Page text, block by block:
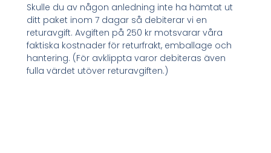
Skulle du av någon anledning inte ha hämtat ut
ditt paket inom 7 dagar så debiterar vi en
returavgift. Avgiften på 250 kr motsvarar våra
faktiska kostnader för returfrakt, emballage och
hantering. (För avklippta varor debiteras även
fulla värdet utöver returavgiften.)